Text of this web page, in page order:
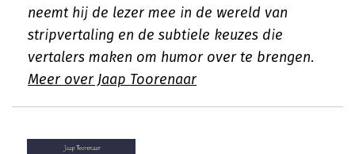
neemt hij de lezer mee in de wereld van
stripvertaling en de subtiele keuzes die
vertalers maken om humor over te brengen.
Meer over Jaap Toorenaar